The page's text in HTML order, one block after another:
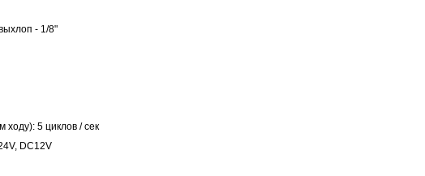
- 1/8"
ходу): 5 циклов / сек
DC12V